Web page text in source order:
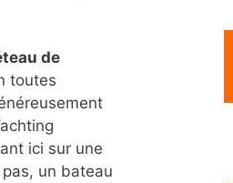
de
toutes
ici sur une
un bateau